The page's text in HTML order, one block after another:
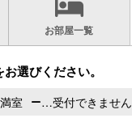
お部屋一覧
選びください。
室 …受付できません